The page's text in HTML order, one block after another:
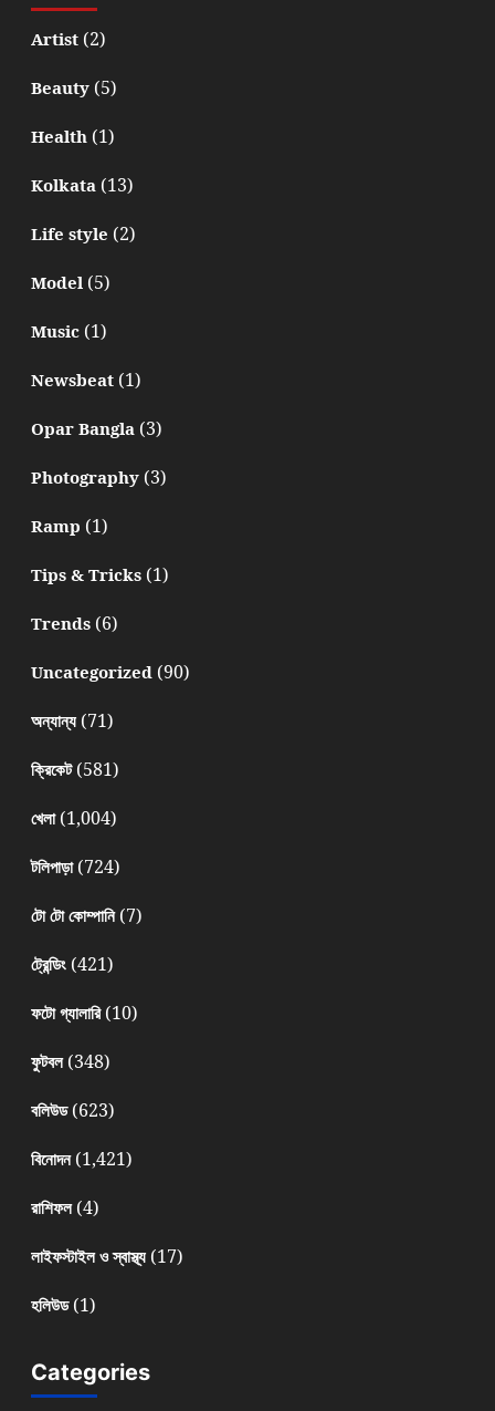
Artist(2)
Beauty(5)
Health(1)
Kolkata(13)
Life style (2)
Model(5)
Music(1)
Newsbeat(1)
Opar Bangla(3)
Photography(3)
Ramp (1)
Tips & Tricks(1)
Trends(6)
Uncategorized(90)
অন্যান্য(71)
ক্রিকেট(581)
খেলা(1,004)
টলিপাড়া(724)
টো টো কোম্পানি(7)
ট্রেন্ডিং(421)
ফটো গ্যালারি(10)
ফুটবল(348)
বলিউড(623)
বিনোদন(1,421)
রাশিফল(4)
লাইফস্টাইল ও স্বাস্থ্য(17)
হলিউড(1)
Categories